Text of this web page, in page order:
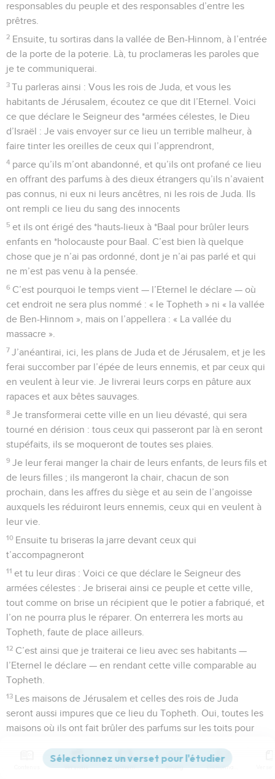
responsables du peuple et des responsables d’entre les
prêtres.
2 Ensuite, tu sortiras dans la vallée de Ben-Hinnom, à l’entrée
de la porte de la poterie. Là, tu proclameras les paroles que
je te communiquerai.
3 Tu parleras ainsi : Vous les rois de Juda, et vous les
habitants de Jérusalem, écoutez ce que dit l’Eternel. Voici
ce que déclare le Seigneur des *armées célestes, le Dieu
d’Israël : Je vais envoyer sur ce lieu un terrible malheur, à
faire tinter les oreilles de ceux qui l’apprendront,
4 parce qu’ils m’ont abandonné, et qu’ils ont profané ce lieu
en offrant des parfums à des dieux étrangers qu’ils n’avaient
pas connus, ni eux ni leurs ancêtres, ni les rois de Juda. Ils
ont rempli ce lieu du sang des innocents
5 et ils ont érigé des *hauts-lieux à *Baal pour brûler leurs
enfants en *holocauste pour Baal. C’est bien là quelque
chose que je n’ai pas ordonné, dont je n’ai pas parlé et qui
ne m’est pas venu à la pensée.
6 C’est pourquoi le temps vient — l’Eternel le déclare — où
cet endroit ne sera plus nommé : « le Topheth » ni « la vallée
de Ben-Hinnom », mais on l’appellera : « La vallée du
massacre ».
7 J’anéantirai, ici, les plans de Juda et de Jérusalem, et je les
ferai succomber par l’épée de leurs ennemis, et par ceux qui
en veulent à leur vie. Je livrerai leurs corps en pâture aux
rapaces et aux bêtes sauvages.
8 Je transformerai cette ville en un lieu dévasté, qui sera
tourné en dérision : tous ceux qui passeront par là en seront
stupéfaits, ils se moqueront de toutes ses plaies.
9 Je leur ferai manger la chair de leurs enfants, de leurs fils et
de leurs filles ; ils mangeront la chair, chacun de son
prochain, dans les affres du siège et au sein de l’angoisse
auxquels les réduiront leurs ennemis, ceux qui en veulent à
leur vie.
10 Ensuite tu briseras la jarre devant ceux qui
t’accompagneront
11 et tu leur diras : Voici ce que déclare le Seigneur des
armées célestes : Je briserai ainsi ce peuple et cette ville,
tout comme on brise un récipient que le potier a fabriqué, et
l’on ne pourra plus le réparer. On enterrera les morts au
Topheth, faute de place ailleurs.
12 C’est ainsi que je traiterai ce lieu avec ses habitants —
l’Eternel le déclare — en rendant cette ville comparable au
Topheth.
13 Les maisons de Jérusalem et celles des rois de Juda
seront aussi impures que ce lieu du Topheth. Oui, toutes les
maisons où ils ont fait brûler des parfums sur les toits pour
Jérémie revint du Topheth, où l’Eternel l’avait envoyé
Versions Commentaires Strong